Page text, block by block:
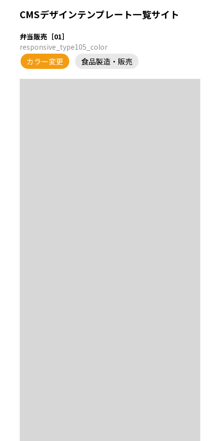
CMSデザインテンプレート一覧サイト
弁当販売［01］
responsive_type105_color
食品製造・販売
カラー変更